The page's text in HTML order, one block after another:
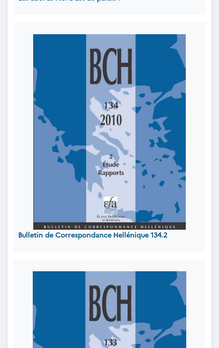
Bulletin de Correspondance Ηellénique 134.2